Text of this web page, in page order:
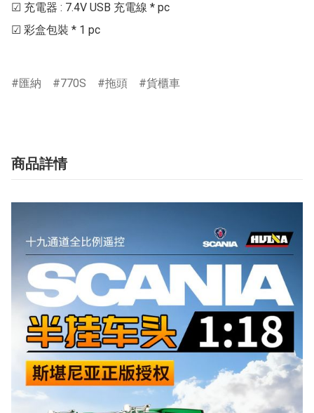
☑ 充電器 : 7.4V USB 充電線 * pc
☑ 彩盒包裝 * 1 pc
匯納 770S 拖頭 貨櫃車
商品詳情